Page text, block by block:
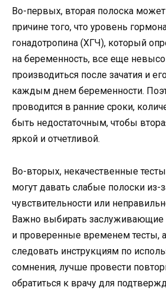
Во-первых, вторая полоска
причине того, что уровень
гонадотропина (ХГЧ), который
на беременность, все еще
производиться после зачатия и
каждым днем беременности.
проводится в ранние сроки,
быть недостаточным, чтобы
яркой и отчетливой.
Во-вторых, некачественные
могут давать слабые полоски из-
чувствительности или
Важно выбирать заслуживающие
и проверенные временем тесты,
следовать инструкциям по
сомнения, лучше провести
обратиться к врачу для